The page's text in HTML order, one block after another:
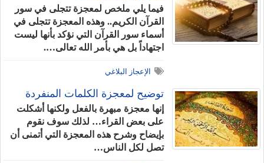
فيما يلي ملخص لمعجزة تتجلى في سور
القرآن الكريم.. وهذه المعجزة تتجلى في
أسماء سور القرآن التي نؤكد بأنها ليست
اجتهاداً بل هي بأمر الله تعالى….
الإعجاز البلاغي
توضيح لمعجزة الكلمات المنفردة
إنها معجزة مبهرة بالفعل ولكنها أشكلت
على بعض القراء… لذلك سوف نقوم
بإيضاح وشرح هذه المعجزة التي أتمنى أن
تصل لكل الناس…